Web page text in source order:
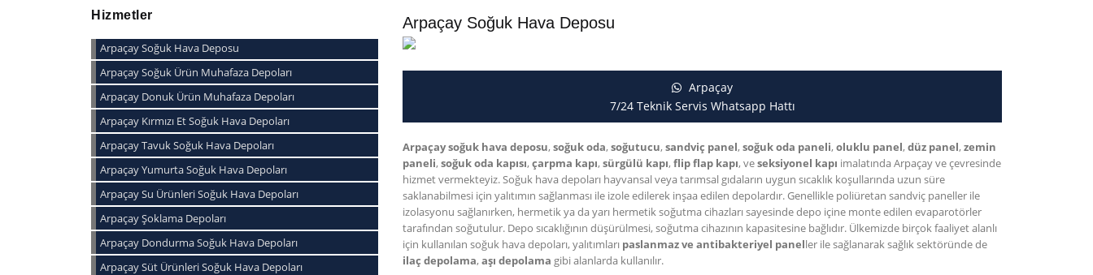
Arpaçay Soğuk Hava Deposu
Arpaçay
7/24 Teknik Servis Whatsapp Hattı
Arpaçay soğuk hava deposu,soğuk oda,soğutucu,sandviç panel,soğuk oda paneli,oluklu panel,düz panel,zemin
paneli,soğuk oda kapısı,çarpma kapı,sürgülü kapı,flip flap kapı, veseksiyonel kapı imalatında Arpaçay ve çevresinde
hizmet vermekteyiz. Soğuk hava depoları hayvansal veya tarımsal gıdaların uygun sıcaklık koşullarında uzun süre
saklanabilmesi için yalıtımın sağlanması ile izole edilerek inşaa edilen depolardır. Genellikle poliüretan sandviç paneller ile
izolasyonu sağlanırken, hermetik ya da yarı hermetik soğutma cihazları sayesinde depo içine monte edilen evaparotörler
tarafından soğutulur. Depo sıcaklığının düşürülmesi, soğutma cihazının kapasitesine bağlıdır. Ülkemizde birçok faaliyet alanlı
için kullanılan soğuk hava depoları, yalıtımları paslanmaz ve antibakteriyel paneller ile sağlanarak sağlık sektöründe de
ilaç depolama,aşı depolama gibi alanlarda kullanılır.
Hizmetler
Arpaçay Soğuk Hava Deposu
Arpaçay Soğuk Ürün Muhafaza Depoları
Arpaçay Donuk Ürün Muhafaza Depoları
Arpaçay Kırmızı Et Soğuk Hava Depoları
Arpaçay Tavuk Soğuk Hava Depoları
Arpaçay Yumurta Soğuk Hava Depoları
Arpaçay Su Ürünleri Soğuk Hava Depoları
Arpaçay Şoklama Depoları
Arpaçay Dondurma Soğuk Hava Depoları
Arpaçay Süt Ürünleri Soğuk Hava Depoları